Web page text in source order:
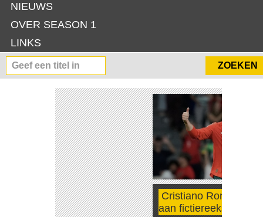
NIEUWS
OVER SEASON 1
LINKS
Cristiano Ronaldo waagt zich
aan fictiereeks